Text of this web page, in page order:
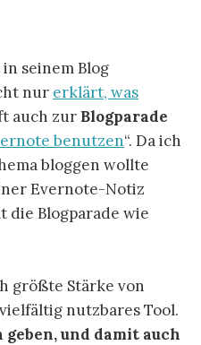
seinem Blog
nur erklärt, was
auch zur Blogparade
benutzen“. Da ich
bloggen wollte
Evernote-Notiz
die Blogparade wie
größte Stärke von
nutzbares Tool.
und damit auch